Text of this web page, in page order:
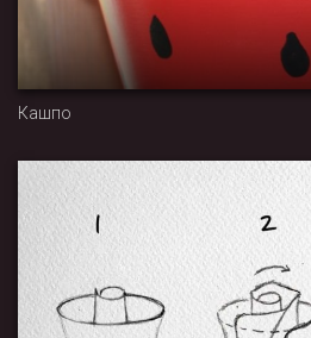
Кашпо